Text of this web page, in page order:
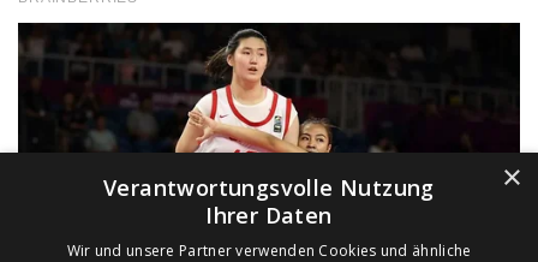
×
Verantwortungsvolle Nutzung
Ihrer Daten
Wir und unsere Partner verwenden Cookies und ähnliche